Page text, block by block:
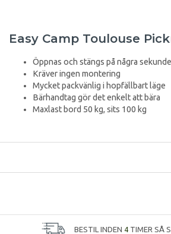
Easy Camp Toulouse
Öppnas och stängs på några
Kräver ingen montering
Mycket packvänlig i hopfällbart läge
Bärhandtag gör det enkelt att bära
Maxlast bord 50 kg, sits 100 kg
BESTIL INDEN 4TIMER SÅ